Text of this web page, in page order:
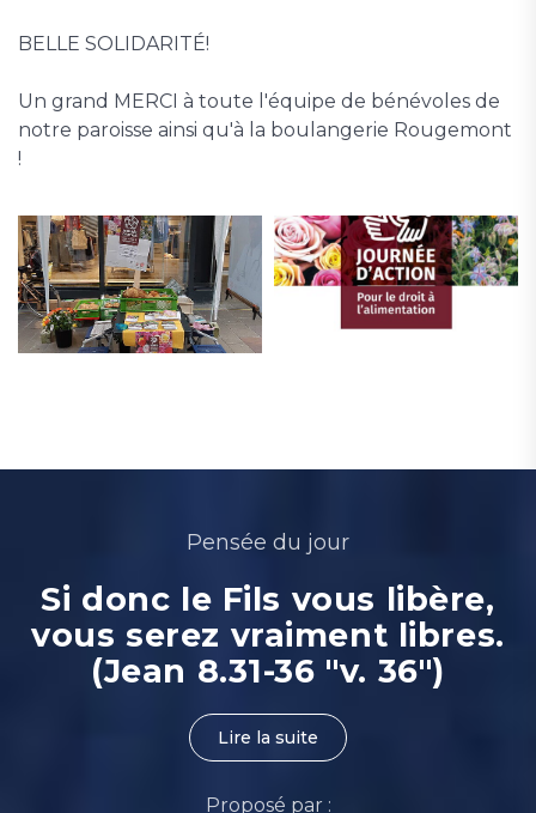
BELLE SOLIDARITÉ!
Un grand MERCI à toute l'équipe de bénévoles de
notre paroisse ainsi qu'à la boulangerie Rougemont
!
Pensée du jour
Si donc le Fils vous libère,
vous serez vraiment libres.
(Jean 8.31-36 "v. 36")
Lire la suite
Proposé par :